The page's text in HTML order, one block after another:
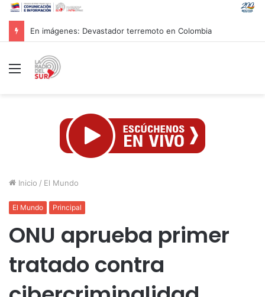
Menú
Inicio / El Mundo
El Mundo Principal
ONU aprueba primer
tratado contra